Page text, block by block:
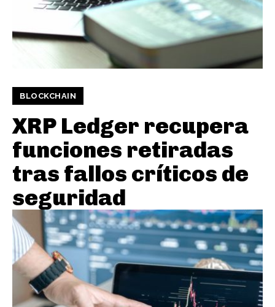
BLOCKCHAIN
XRP Ledger recupera
funciones retiradas
tras fallos críticos de
seguridad